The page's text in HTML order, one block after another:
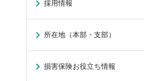
採用情報
所在地（本部・支部）
損害保険お役立ち情報